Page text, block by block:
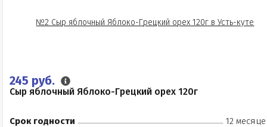
245 руб.
Сыр яблочный Яблоко-Грецкий орех 120г
Срок годности
12